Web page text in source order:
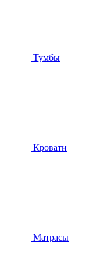
Тумбы
Кровати
Матрасы